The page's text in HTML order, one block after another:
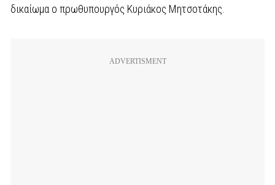
δικαίωμα ο πρωθυπουργός Κυριάκος Μητσοτάκης.